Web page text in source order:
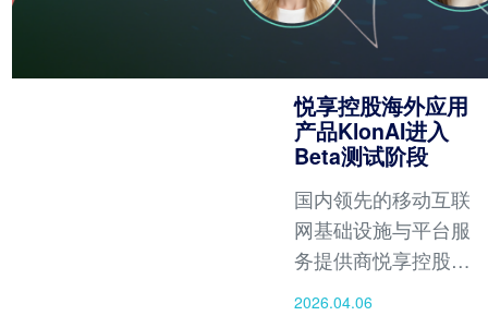
悦享控股海外应用
产品KlonAI进入
Beta测试阶段
国内领先的移动互联
网基础设施与平台服
务提供商悦享控股其
首款AI写真与数字身
2026.04.06